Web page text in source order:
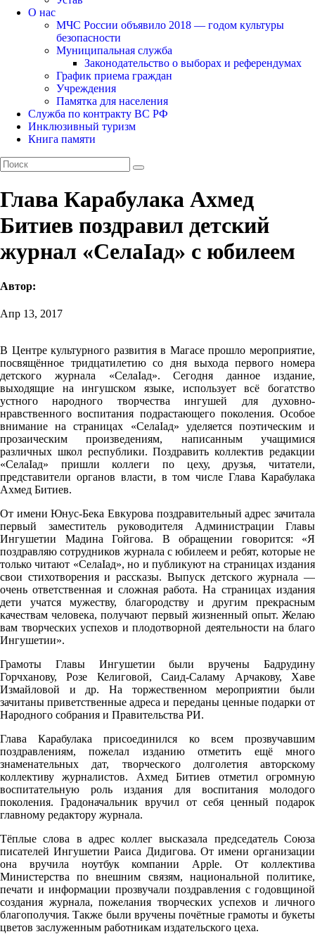
О нас
МЧС России объявило 2018 — годом культуры
безопасности
Муниципальная служба
Законодательство о выборах и референдумах
График приема граждан
Учреждения
Памятка для населения
Служба по контракту ВС РФ
Инклюзивный туризм
Книга памяти
Глава Карабулака Ахмед
Битиев поздравил детский
журнал «СелаIад» с юбилеем
Автор:
Апр 13, 2017
В Центре культурного развития в Магасе прошло мероприятие,
посвящённое тридцатилетию со дня выхода первого номера
детского журнала «СелаIад». Сегодня данное издание,
выходящие на ингушском языке, использует всё богатство
устного народного творчества ингушей для духовно-
нравственного воспитания подрастающего поколения. Особое
внимание на страницах «СелаIад» уделяется поэтическим и
прозаическим произведениям, написанным учащимися
различных школ республики. Поздравить коллектив редакции
«СелаIад» пришли коллеги по цеху, друзья, читатели,
представители органов власти, в том числе Глава Карабулака
Ахмед Битиев.
От имени Юнус-Бека Евкурова поздравительный адрес зачитала
первый заместитель руководителя Администрации Главы
Ингушетии Мадина Гойгова. В обращении говорится: «Я
поздравляю сотрудников журнала с юбилеем и ребят, которые не
только читают «СелаIад», но и публикуют на страницах издания
свои стихотворения и рассказы. Выпуск детского журнала —
очень ответственная и сложная работа. На страницах издания
дети учатся мужеству, благородству и другим прекрасным
качествам человека, получают первый жизненный опыт. Желаю
вам творческих успехов и плодотворной деятельности на благо
Ингушетии».
Грамоты Главы Ингушетии были вручены Бадрудину
Горчханову, Розе Келиговой, Саид-Саламу Арчакову, Хаве
Измайловой и др. На торжественном мероприятии были
зачитаны приветственные адреса и переданы ценные подарки от
Народного собрания и Правительства РИ.
Глава Карабулака присоединился ко всем прозвучавшим
поздравлениям, пожелал изданию отметить ещё много
знаменательных дат, творческого долголетия авторскому
коллективу журналистов. Ахмед Битиев отметил огромную
воспитательную роль издания для воспитания молодого
поколения. Градоначальник вручил от себя ценный подарок
главному редактору журнала.
Тёплые слова в адрес коллег высказала председатель Союза
писателей Ингушетии Раиса Дидигова. От имени организации
она вручила ноутбук компании Apple. От коллектива
Министерства по внешним связям, национальной политике,
печати и информации прозвучали поздравления с годовщиной
создания журнала, пожелания творческих успехов и личного
благополучия. Также были вручены почётные грамоты и букеты
цветов заслуженным работникам издательского цеха.